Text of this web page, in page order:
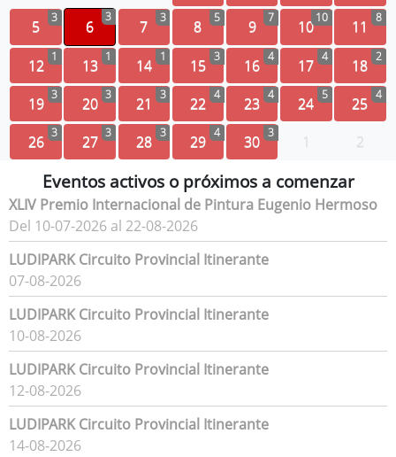
5 3 6
3
7 3 8 5 9 7 1010 11 8
12 1 13 1 14 1 15 3 16 4 17 4 18 2
19 3 20 3 21 3 22 4 23 4 24 5 25 4
26 3 27 3 28 3 29 4 30 3 1 2
Eventos activos o próximos a comenzar
XLIV Premio Internacional de Pintura Eugenio Hermoso
Del 10-07-2026 al 22-08-2026
LUDIPARK Circuito Provincial Itinerante
07-08-2026
LUDIPARK Circuito Provincial Itinerante
10-08-2026
LUDIPARK Circuito Provincial Itinerante
12-08-2026
LUDIPARK Circuito Provincial Itinerante
14-08-2026